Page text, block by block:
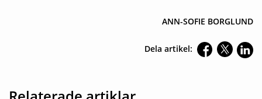
ANN-SOFIE BORGLUND
Dela artikel: